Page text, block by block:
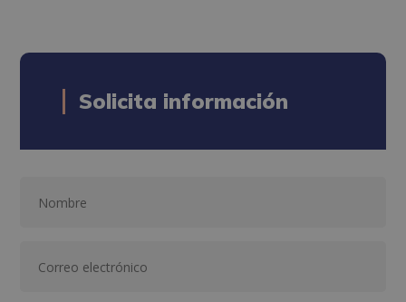
Solicita información